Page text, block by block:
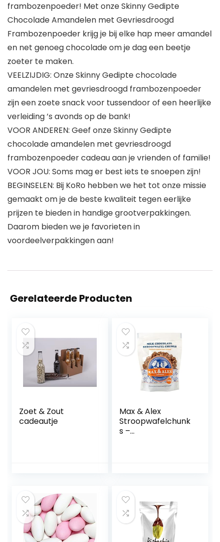
frambozenpoeder! Met onze Skinny Gedipte
Chocolade Amandelen met Gevriesdroogd
Frambozenpoeder krijg je bij elke hap meer amandel
en net genoeg chocolade om je dag een beetje
zoeter te maken.
VEELZIJDIG: Onze Skinny Gedipte chocolade
amandelen met gevriesdroogd frambozenpoeder
zijn een zoete snack voor tussendoor of een heerlijke
verleiding ’s avonds op de bank!
VOOR ANDEREN: Geef onze Skinny Gedipte
chocolade amandelen met gevriesdroogd
frambozenpoeder cadeau aan je vrienden of familie!
VOOR JOU: Soms mag er best iets te snoepen zijn!
BEGINSELEN: Bij KoRo hebben we het tot onze missie
gemaakt om je de beste kwaliteit tegen eerlijke
prijzen te bieden in handige grootverpakkingen.
Daarom bieden we je favorieten in
voordeelverpakkingen aan!
Gerelateerde Producten
Zoet & Zout
cadeautje
Max & Alex
Stroopwafelchunk
s –